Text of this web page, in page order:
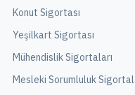
Konut Sigortası
Yeşilkart Sigortası
Mühendislik Sigortaları
Mesleki Sorumluluk